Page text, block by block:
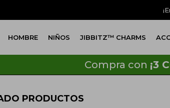
HOMBRE NIÑOS JIBBITZ™ CHARMS
Compra con ¡3
PRODUCTOS